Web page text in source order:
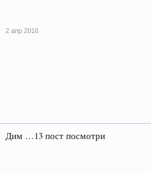
2 апр 2016
Дим …13 пост посмотри